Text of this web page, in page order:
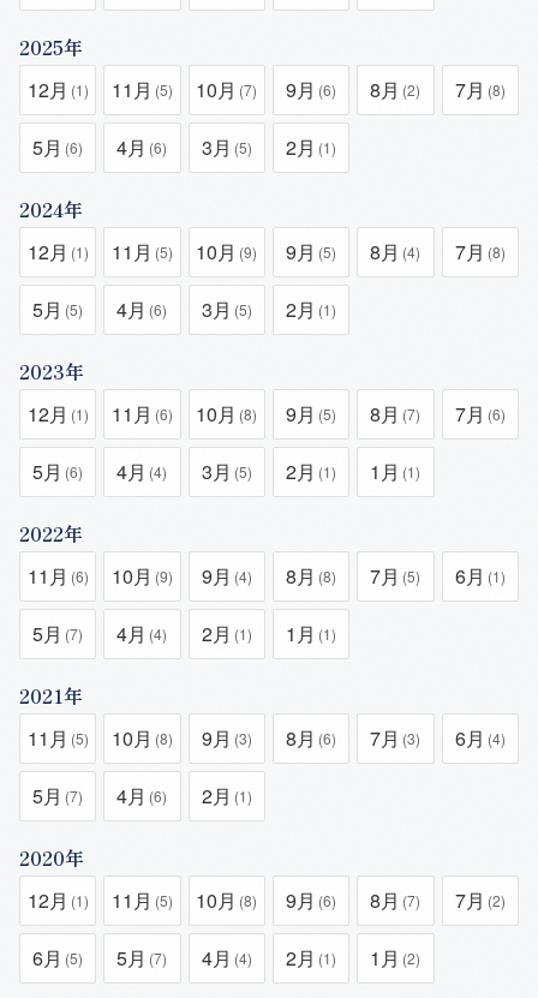
2025年
12月 (1) 11月 (5) 10月 (7) 9月 (6) 8月 (2) 7月 (8)
5月 (6) 4月 (6) 3月 (5) 2月 (1)
2024年
12月 (1) 11月 (5) 10月 (9) 9月 (5) 8月 (4) 7月 (8)
5月 (5) 4月 (6) 3月 (5) 2月 (1)
2023年
12月 (1) 11月 (6) 10月 (8) 9月 (5) 8月 (7) 7月 (6)
5月 (6) 4月 (4) 3月 (5) 2月 (1) 1月 (1)
2022年
11月 (6) 10月 (9) 9月 (4) 8月 (8) 7月 (5) 6月 (1)
5月 (7) 4月 (4) 2月 (1) 1月 (1)
2021年
11月 (5) 10月 (8) 9月 (3) 8月 (6) 7月 (3) 6月 (4)
5月 (7) 4月 (6) 2月 (1)
2020年
12月 (1) 11月 (5) 10月 (8) 9月 (6) 8月 (7) 7月 (2)
6月 (5) 5月 (7) 4月 (4) 2月 (1) 1月 (2)